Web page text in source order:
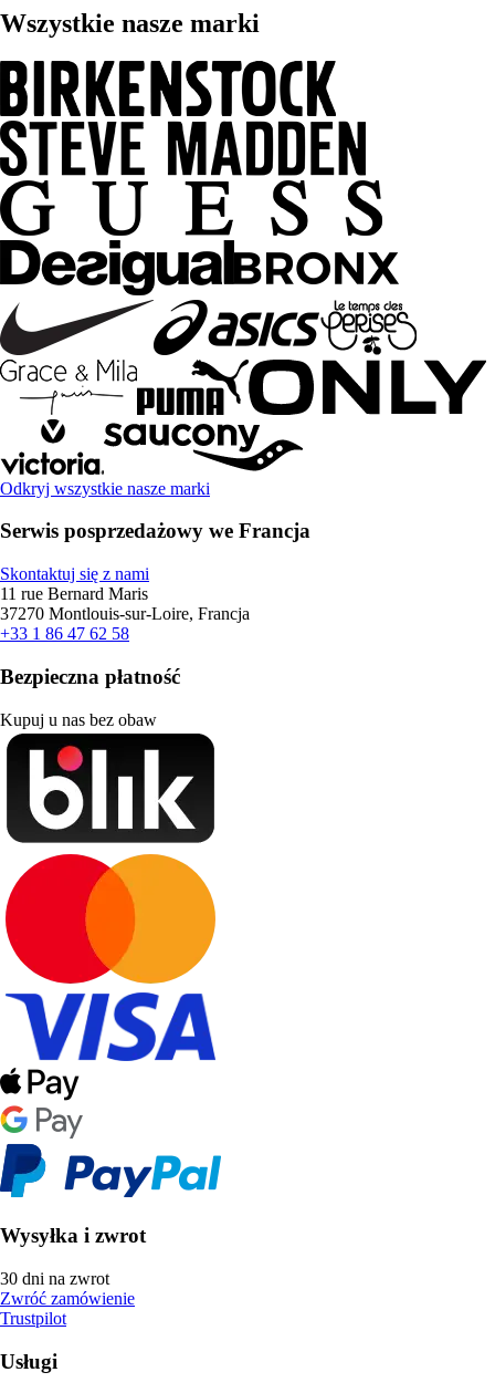
Wszystkie nasze marki
Odkryj wszystkie nasze marki
Serwis posprzedażowy we Francja
Skontaktuj się z nami
11 rue Bernard Maris
37270 Montlouis-sur-Loire, Francja
+33 1 86 47 62 58
Bezpieczna płatność
Kupuj u nas bez obaw
Wysyłka i zwrot
30 dni na zwrot
Zwróć zamówienie
Trustpilot
Usługi